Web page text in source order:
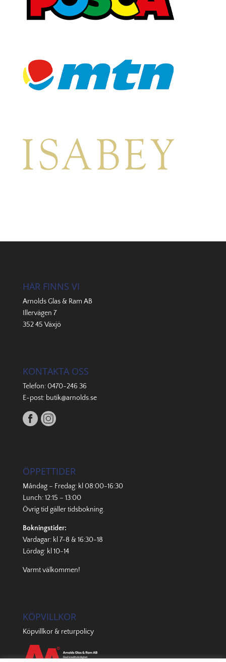
HÄR FINNS VI
Arnolds Glas & Ram AB
Illervägen 7
352 45 Växjö
KONTAKTA OSS
Telefon:0470-246 36
E-post: butik@arnolds.se
ÖPPETTIDER
Måndag – Fredag: kl 08:00-16:30
Lunch: 12:15 – 13:00
Övrig tid gällertidsbokning.
Bokningstider:
Vardagar: kl 7-8 & 16:30-18
Lördag: kl 10-14
Varmt välkommen!
KÖPVILLKOR
Köpvillkor & returpolicy